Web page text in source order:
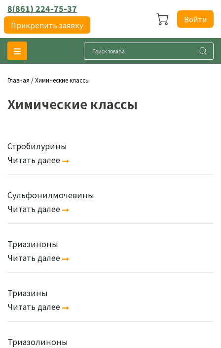
8(861) 224-75-37
Прикрепить заявку
Войти
Главная /Химические классы
Химические классы
Стробилурины
Читать далее
Сульфонилмочевины
Читать далее
Триазиноны
Читать далее
Триазины
Читать далее
Триазолиноны